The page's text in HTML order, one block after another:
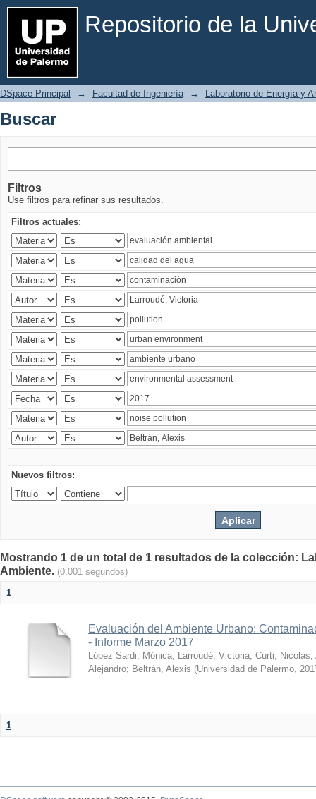
Repositorio de la
Buscar
DSpace Principal → Facultad de Ingeniería → Laboratorio de Energía y
Buscar
Filtros
Use filtros para refinar sus resultados.
Filtros actuales:
Nuevos filtros:
Mostrando 1 de un total de 1 resultados de la colección:
Ambiente. (0.001 segundos)
1
Evaluación del Ambiente Urbano:
- Informe Marzo 2017
López Sardi, Mónica; Larroudé, Victoria; Curti, Nicolas;
Alejandro; Beltrán, Alexis (Universidad de Palermo,
1